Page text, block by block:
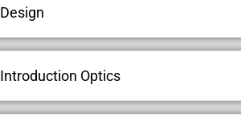
Design
Introduction Optics